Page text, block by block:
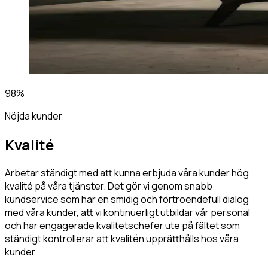
98%
Nöjda kunder
Kvalité
Arbetar ständigt med att kunna erbjuda våra kunder hög
kvalité på våra tjänster. Det gör vi genom snabb
kundservice som har en smidig och förtroendefull dialog
med våra kunder, att vi kontinuerligt utbildar vår personal
och har engagerade kvalitetschefer ute på fältet som
ständigt kontrollerar att kvalitén upprätthålls hos våra
kunder.